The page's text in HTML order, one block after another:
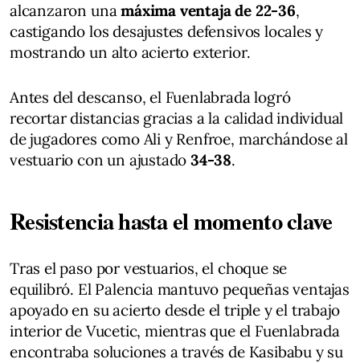
alcanzaron unamáxima ventaja de 22-36,
castigando los desajustes defensivos locales y
mostrando un alto acierto exterior.
Antes del descanso, el Fuenlabrada logró
recortar distancias gracias a la calidad individual
de jugadores como Ali y Renfroe, marchándose al
vestuario con un ajustado34-38.
Resistencia hasta el momento clave
Tras el paso por vestuarios, el choque se
equilibró. El Palencia mantuvo pequeñas ventajas
apoyado en su acierto desde el triple y el trabajo
interior de Vucetic, mientras que el Fuenlabrada
encontraba soluciones a través de Kasibabu y su